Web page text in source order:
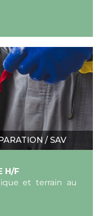
/ SAV
H/F
et terrain au